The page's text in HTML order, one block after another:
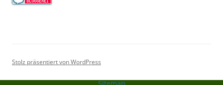
Stolz präsentiert von WordPress